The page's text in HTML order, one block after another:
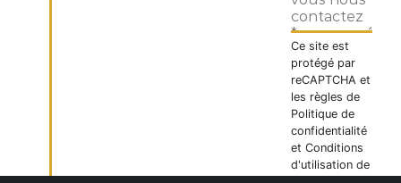
Ce site est
protégé par
reCAPTCHA et
les règles de
Politique de
confidentialité
etConditions
d'utilisation de